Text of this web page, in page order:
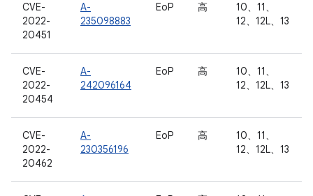
CVE-
2022-
20451
A-
235098883
EoP 高
10、11、
12、12L、13
CVE-
2022-
20454
A-
242096164
EoP 高
10、11、
12、12L、13
CVE-
2022-
20462
A-
230356196
EoP 高
10、11、
12、12L、13